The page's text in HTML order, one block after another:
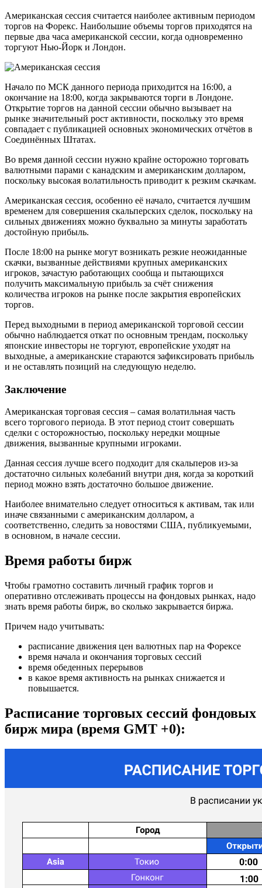
Американская сессия считается наиболее активным периодом
торгов на Форекс. Наибольшие объемы торгов приходятся на
первые два часа американской сессии, когда одновременно
торгуют Нью-Йорк и Лондон.
Начало по МСК данного периода приходится на 16:00, а
окончание на 18:00, когда закрываются торги в Лондоне.
Открытие торгов на данной сессии обычно вызывает на
рынке значительный рост активности, поскольку это время
совпадает с публикацией основных экономических отчётов в
Соединённых Штатах.
Во время данной сессии нужно крайне осторожно торговать
валютными парами с канадским и американским долларом,
поскольку высокая волатильность приводит к резким скачкам.
Американская сессия, особенно её начало, считается лучшим
временем для совершения скальперских сделок, поскольку на
сильных движениях можно буквально за минуты заработать
достойную прибыль.
После 18:00 на рынке могут возникать резкие неожиданные
скачки, вызванные действиями крупных американских
игроков, зачастую работающих сообща и пытающихся
получить максимальную прибыль за счёт снижения
количества игроков на рынке после закрытия европейских
торгов.
Перед выходными в период американской торговой сессии
обычно наблюдается откат по основным трендам, поскольку
японские инвесторы не торгуют, европейские уходят на
выходные, а американские стараются зафиксировать прибыль
и не оставлять позиций на следующую неделю.
Заключение
Американская торговая сессия – самая волатильная часть
всего торгового периода. В этот период стоит совершать
сделки с осторожностью, поскольку нередки мощные
движения, вызванные крупными игроками.
Данная сессия лучше всего подходит для скальперов из-за
достаточно сильных колебаний внутри дня, когда за короткий
период можно взять достаточно большое движение.
Наиболее внимательно следует относиться к активам, так или
иначе связанными с американским долларом, а
соответственно, следить за новостями США, публикуемыми,
в основном, в начале сессии.
Время работы бирж
Чтобы грамотно составить личный график торгов и
оперативно отслеживать процессы на фондовых рынках, надо
знать время работы бирж, во сколько закрывается биржа.
Причем надо учитывать:
расписание движения цен валютных пар на Форексе
время начала и окончания торговых сессий
время обеденных перерывов
в какое время активность на рынках снижается и
повышается.
Расписание торговых сессий фондовых
бирж мира (время GMT +0):